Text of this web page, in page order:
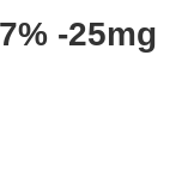
-25mg